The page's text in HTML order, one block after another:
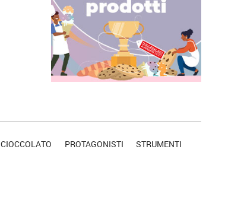
CIOCCOLATO PROTAGONISTI STRUMENTI